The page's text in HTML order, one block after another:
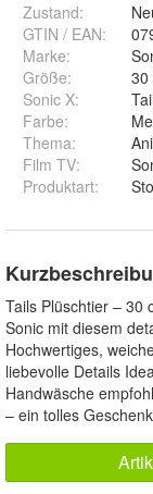
Zustand:
GTIN / EAN:
Marke:
Größe:
30
Sonic X:
Farbe:
Thema:
Film TV:
Produktart:
Tails Plüschtier – 30
Sonic mit diesem
Hochwertiges,
liebevolle Details
Handwäsche
– ein tolles